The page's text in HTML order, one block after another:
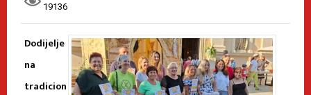
19136
Dodijelje
na
tradicion